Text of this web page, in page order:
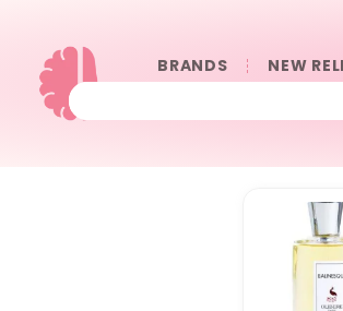
BRANDS NEW